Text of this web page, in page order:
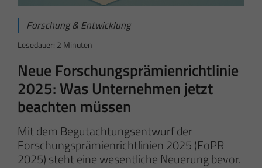
Forschung & Entwicklung
Lesedauer: 2 Minuten
Neue Forschungsprämienrichtlinie
2025: Was Unternehmen jetzt
beachten müssen
Mit dem Begutachtungsentwurf der
Forschungsprämienrichtlinien 2025 (FoPR
2025) steht eine wesentliche Neuerung bevor.